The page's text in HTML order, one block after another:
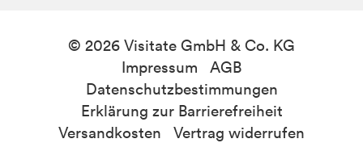
© 2026 Visitate GmbH & Co. KG
Impressum
AGB
Datenschutzbestimmungen
Erklärung zur Barrierefreiheit
Versandkosten
Vertrag widerrufen